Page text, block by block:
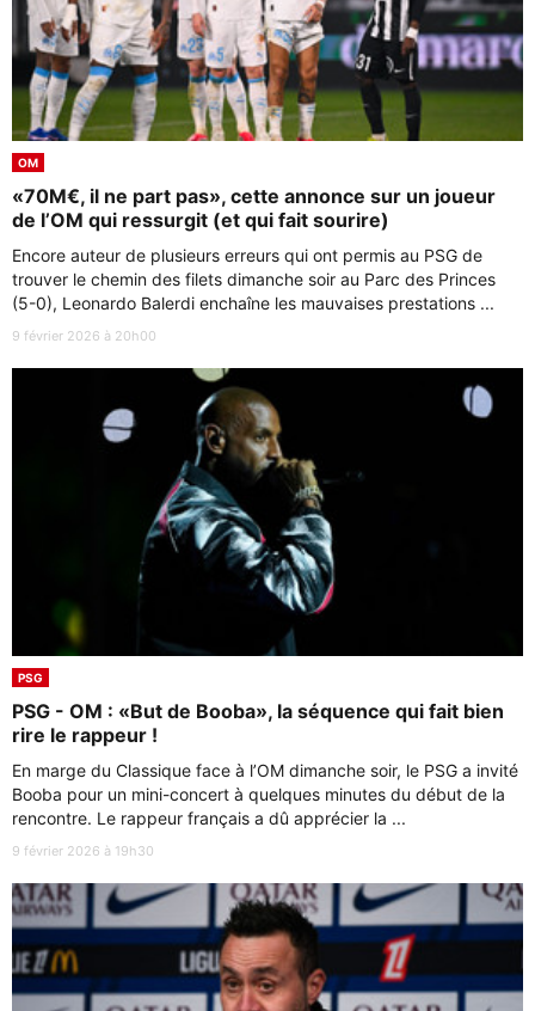
OM
«70M€, il ne part pas», cette annonce sur un joueur
de l’OM qui ressurgit (et qui fait sourire)
Encore auteur de plusieurs erreurs qui ont permis au PSG de
trouver le chemin des filets dimanche soir au Parc des Princes
(5-0), Leonardo Balerdi enchaîne les mauvaises prestations ...
9 février 2026 à 20h00
PSG
PSG - OM : «But de Booba», la séquence qui fait bien
rire le rappeur !
En marge du Classique face à l’OM dimanche soir, le PSG a invité
Booba pour un mini-concert à quelques minutes du début de la
rencontre. Le rappeur français a dû apprécier la ...
9 février 2026 à 19h30